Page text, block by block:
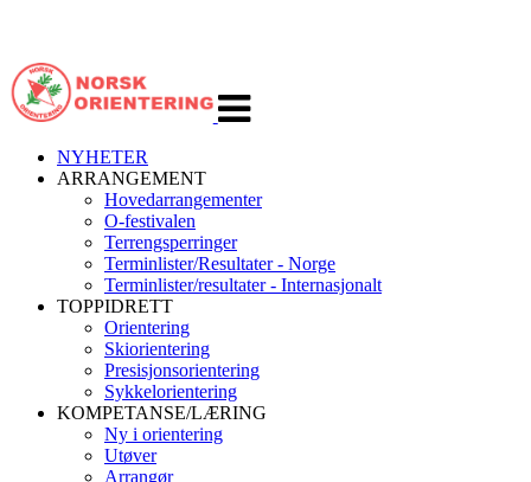
navigasjon
NYHETER
ARRANGEMENT
Hovedarrangementer
O-festivalen
Terrengsperringer
Terminlister/Resultater - Norge
Terminlister/resultater - Internasjonalt
TOPPIDRETT
Orientering
Skiorientering
Presisjonsorientering
Sykkelorientering
KOMPETANSE/LÆRING
Ny i orientering
Utøver
Arrangør